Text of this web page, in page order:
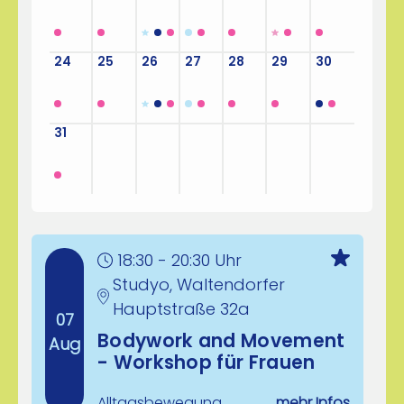
24 25 26 27 28 29 30
31
07
Aug
18:30 - 20:30 Uhr
Studyo, Waltendorfer
Hauptstraße 32a
Bodywork and Movement
- Workshop für Frauen